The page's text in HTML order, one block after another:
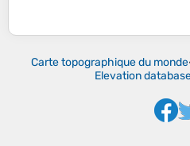
Carte topographique du monde
Elevation